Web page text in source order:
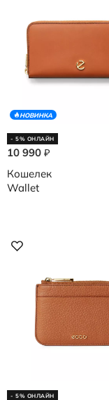
НОВИНКА
- 5% ОНЛАЙН
10 990 ₽
Кошелек
Wallet
- 5% ОНЛАЙН